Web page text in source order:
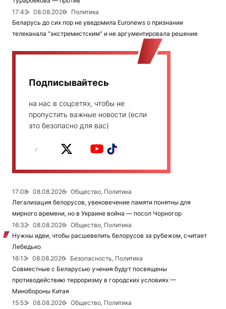
17:43
08.08.2026
Политика
Беларусь до сих пор не уведомила Euronews о признании
телеканала "экстремистским" и не аргументировала решение
Подписывайтесь
на нас в соцсетях, чтобы не
пропустить важные новости (если
это безопасно для вас)
17:08 08.08.2026
Общество, Политика
Легализация белорусов, увековечение памяти понятны для
мирного времени, но в Украине война — посол Чорногор
16:32
08.08.2026
Общество, Политика
Нужны идеи, чтобы расшевелить белорусов за рубежом, считает
Лебедько
16:13
08.08.2026
Безопасность, Политика
Совместные с Беларусью учения будут посвящены
противодействию терроризму в городских условиях —
Минобороны Китая
15:53
08.08.2026
Общество, Политика